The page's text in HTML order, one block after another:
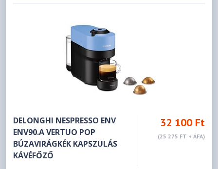
DELONGHI NESPRESSO ENV
ENV90.A VERTUO POP
BÚZAVIRÁGKÉK KAPSZULÁS
KÁVÉFŐZŐ
32 100 Ft
(25 275 FT + ÁFA)